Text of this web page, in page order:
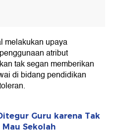
melakukan upaya
atribut
tak segan memberikan
di bidang pendidikan
Guru karena Tak
Sekolah